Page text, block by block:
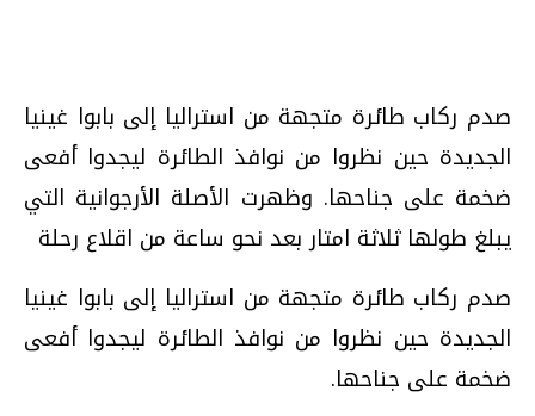
صدم ركاب طائرة متجهة من استراليا إلى بابوا غينيا
الجديدة حين نظروا من نوافذ الطائرة ليجدوا أفعى
ضخمة على جناحها. وظهرت الأصلة الأرجوانية التي
يبلغ طولها ثلاثة امتار بعد نحو ساعة من اقلاع رحلة
صدم ركاب طائرة متجهة من استراليا إلى بابوا غينيا
الجديدة حين نظروا من نوافذ الطائرة ليجدوا أفعى
ضخمة على جناحها.